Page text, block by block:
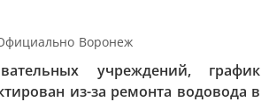
Воронеж
учреждений, график
из-за ремонта водовода в